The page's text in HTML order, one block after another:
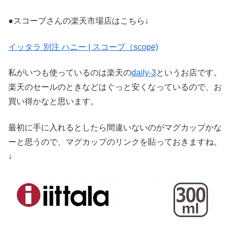
●スコープさんの楽天市場店はこちら↓
イッタラ 別注 ハニー | スコープ（scope)
私がいつも使っているのは楽天のdaily-3というお店です。
楽天のセールのときなどはぐっと安くなっているので、お
買い得かなと思います。
最初に手に入れるとしたら間違いないのがマグカップかな
ーと思うので、マグカップのリンクを貼っておきますね。
↓